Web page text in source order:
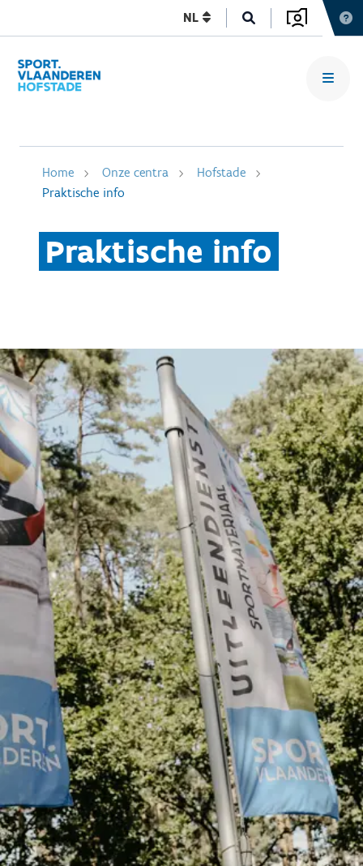
NL
Home Onze centra
Hofstade
Praktische info
Praktische info